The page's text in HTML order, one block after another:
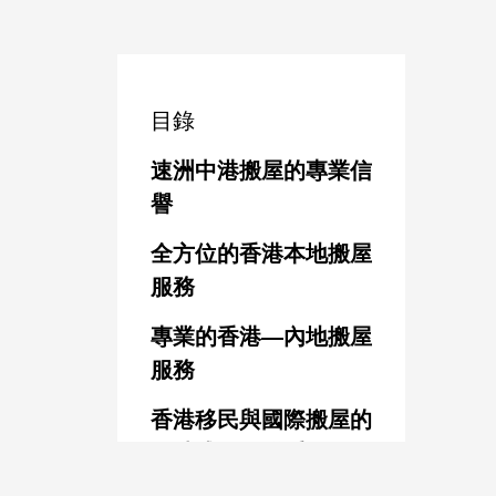
目錄
速洲中港搬屋的專業信
譽
全方位的香港本地搬屋
服務
專業的香港—內地搬屋
服務
香港移民與國際搬屋的